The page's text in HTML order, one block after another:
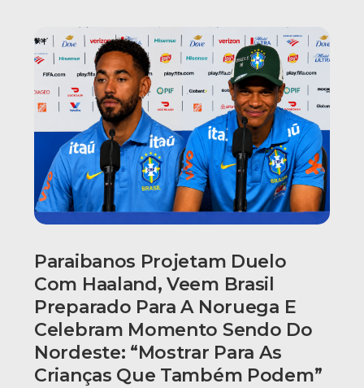
Paraibanos Projetam Duelo
Com Haaland, Veem Brasil
Preparado Para A Noruega E
Celebram Momento Sendo Do
Nordeste: “Mostrar Para As
Crianças Que Também Podem”